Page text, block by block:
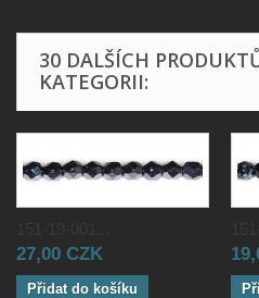
30 DALŠÍCH
KATEGORII:
27,00 CZK
Přidat do košíku